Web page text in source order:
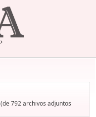
(de 792 archivos adjuntos